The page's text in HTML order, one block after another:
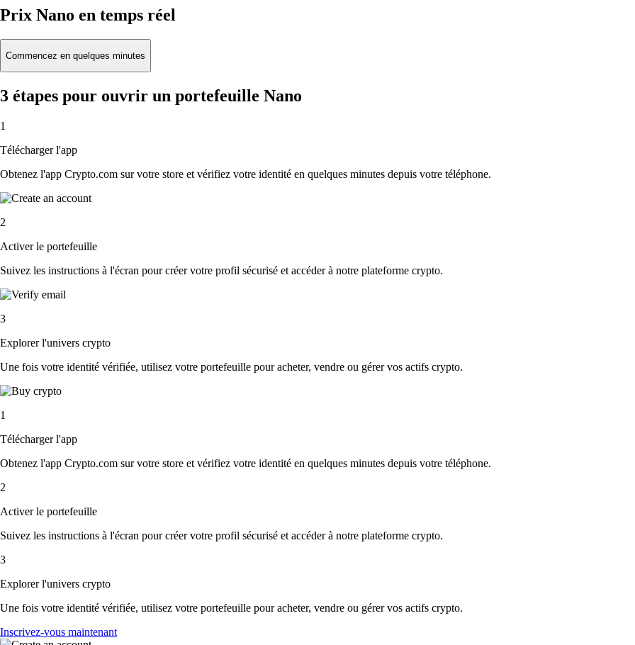
Prix Nano en temps réel
Commencez en quelques minutes
3 étapes pour ouvrir un portefeuille Nano
1
Télécharger l'app
Obtenez l'app Crypto.com sur votre store et vérifiez votre identité en quelques minutes depuis votre téléphone.
2
Activer le portefeuille
Suivez les instructions à l'écran pour créer votre profil sécurisé et accéder à notre plateforme crypto.
3
Explorer l'univers crypto
Une fois votre identité vérifiée, utilisez votre portefeuille pour acheter, vendre ou gérer vos actifs crypto.
1
Télécharger l'app
Obtenez l'app Crypto.com sur votre store et vérifiez votre identité en quelques minutes depuis votre téléphone.
2
Activer le portefeuille
Suivez les instructions à l'écran pour créer votre profil sécurisé et accéder à notre plateforme crypto.
3
Explorer l'univers crypto
Une fois votre identité vérifiée, utilisez votre portefeuille pour acheter, vendre ou gérer vos actifs crypto.
Inscrivez-vous maintenant